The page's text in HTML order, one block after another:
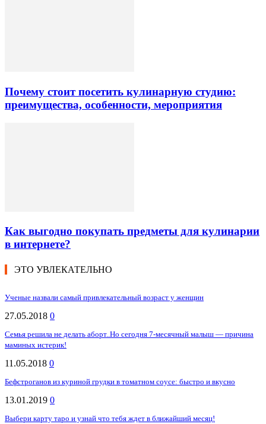
Почему стоит посетить кулинарную студию:
преимущества, особенности, мероприятия
Как выгодно покупать предметы для кулинарии
в интернете?
ЭТО УВЛЕКАТЕЛЬНО
Ученые назвали самый привлекательный возраст у женщин
27.05.2018 0
Семья решила не делать аборт..Но сегодня 7-месячный малыш — причина
маминых истерик!
11.05.2018 0
Бефстроганов из куриной грудки в томатном соусе: быстро и вкусно
13.01.2019 0
Выбери карту таро и узнай что тебя ждет в ближайший месяц!